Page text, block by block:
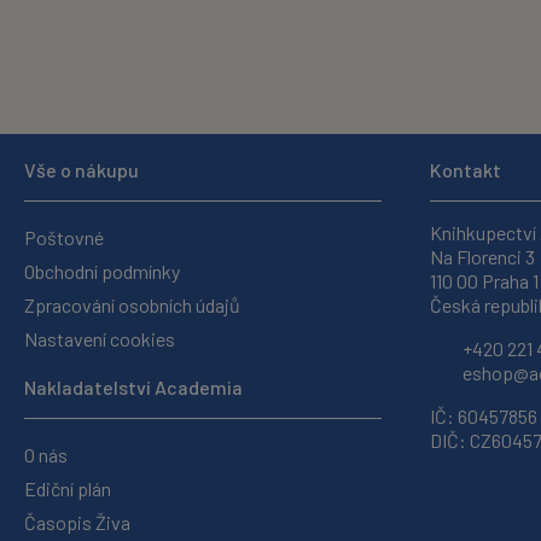
Vše o nákupu
Poštovné
Obchodní podmínky
Zpracování osobních údajů
Nastavení cookies
Nakladatelství Academia
O nás
Ediční plán
Časopis Živa
Kontakt
Knihkupectví
Na Florenci 3
110 00 Praha 1
Česká
+420 221
IČ: 60457856
DIČ: